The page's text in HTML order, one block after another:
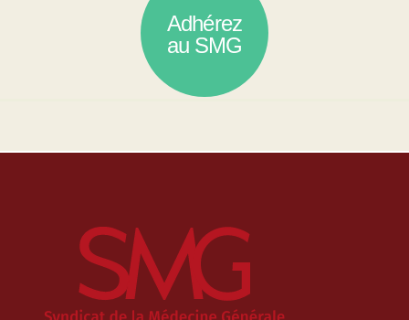
Adhérez
au SMG